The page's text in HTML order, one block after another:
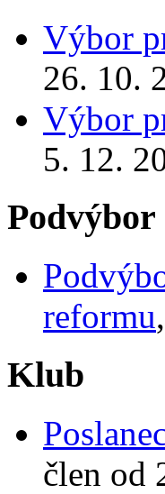
Výbor
26. 10.
Výbor
5. 12.
Podvýbor
reformu
Klub
člen od